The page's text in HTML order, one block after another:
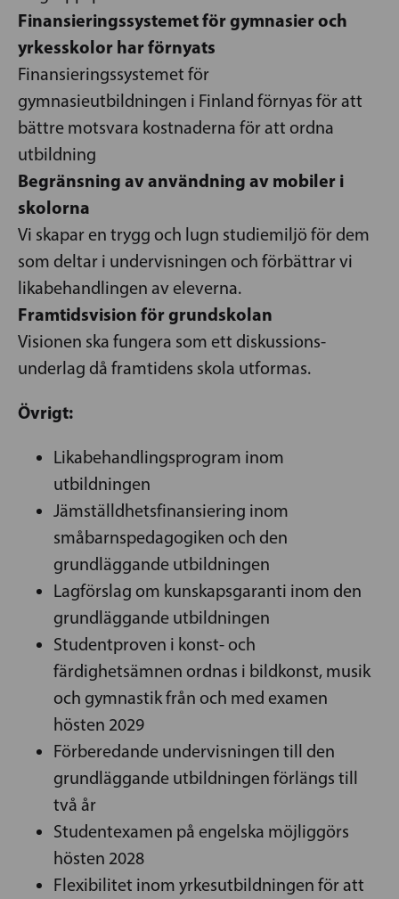
Finansieringssystemet för gymnasier och
yrkesskolor har förnyats
Finansieringssystemet för
gymnasieutbildningen i Finland förnyas för att
bättre motsvara kostnaderna för att ordna
utbildning
Begränsning av användning av mobiler i
skolorna
Vi skapar en trygg och lugn studiemiljö för dem
som deltar i undervisningen och förbättrar vi
likabehandlingen av eleverna.
Framtidsvision för grundskolan
Visionen ska fungera som ett diskussions­
underlag då framtidens skola utformas.
Övrigt:
Likabehandlingsprogram inom
utbildningen
Jämställdhetsfinansiering inom
småbarnspedagogiken och den
grundläggande utbildningen
Lagförslag om kunskapsgaranti inom den
grundläggande utbildningen
Studentproven i konst- och
färdighetsämnen ordnas i bildkonst, musik
och gymnastik från och med examen
hösten 2029
Förberedande undervisningen till den
grundläggande utbildningen förlängs till
två år
Studentexamen på engelska möjliggörs
hösten 2028
Flexibilitet inom yrkesutbildningen för att